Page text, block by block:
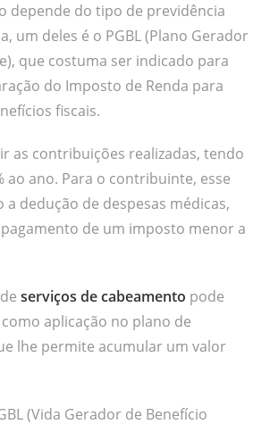
depende do tipo de previdência
um deles é o PGBL (Plano Gerador
que costuma ser indicado para
do Imposto de Renda para
fiscais.
as contribuições realizadas, tendo
ao ano. Para o contribuinte, esse
a dedução de despesas médicas,
de um imposto menor a
serviços de cabeamento pode
aplicação no plano de
lhe permite acumular um valor
(Vida Gerador de Benefício